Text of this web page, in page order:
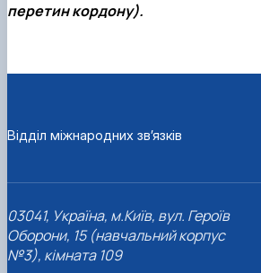
перетин кордону).
Відділ міжнародних зв’язків
03041, Україна, м.Київ, вул. Героїв
Оборони, 15 (навчальний корпус
№3), кімната 109